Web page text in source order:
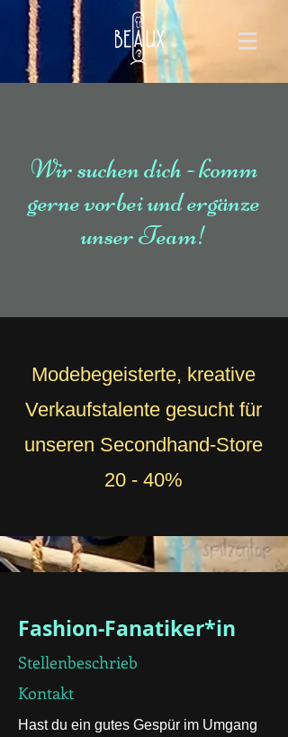
Wir suchen dich - komm
gerne vorbei und ergänze
unser Team!
Modebegeisterte, kreative
Verkaufstalente gesucht für
unseren Secondhand-Store
20 - 40%
Fashion-Fanatiker*in
Stellenbeschrieb
Kontakt
Hast du ein gutes Gespür im Umgang